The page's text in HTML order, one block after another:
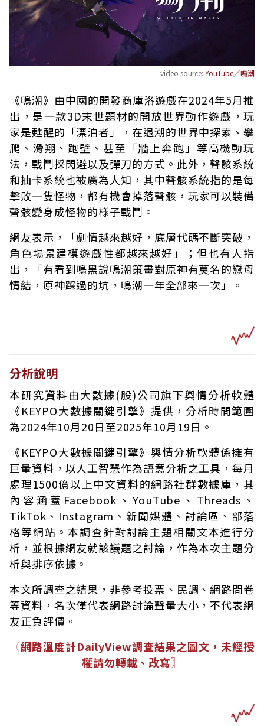
video source: YouTube／鳴潮
《鳴潮》由中國的開發商庫洛遊戲在2024年5月推
出，是一款3D末世題材的開放世界動作遊戲，玩
家是甦醒的「漂泊者」，在退潮的世界中探索、攀
爬、滑翔、跑壁、甚至「牆上奔跑」等高機動玩
法，戰鬥採閃避以及彈刀的方式。此外，聲骸系統
和抽卡系統也被廣為人知，其中聲骸系統指的是每
擊敗一隻怪物，都有機會掉落聲骸，玩家可以裝備
聲骸變身成怪物的樣子戰鬥。
網友表示，「劇情越來越好，底層代碼不斷突破，
角色場景建模遊戲性都越來越好」；但也有人指
出，「有看到鳴黑說鳴潮策畫對原神有莫名的戀母
情結，原神踩過的坑，鳴潮一年全部來一次」。
分析說明
本研究資料由大數據(股)公司旗下輿情分析軟體
《KEYPO大數據關鍵引擎》提供，分析時間範圍
為2024年10月20日至2025年10月19日。
《KEYPO大數據關鍵引擎》輿情分析軟體係擁有
巨量資料，以人工智慧作為語意分析之工具，每月
處理1500億以上中文資料的網路社群數據庫，其
內容涵蓋Facebook、YouTube、Threads、
TikTok、Instagram、新聞媒體、討論區、部落
格等網站。本調查針對討論主題相關文本進行分
析，並根據網友就該議題之討論，作為本次主題分
析與排序依據。
本文所調查之結果，非參考投票、民調、網路問卷
等資料，名次僅代表網路討論聲量大小，不代表網
友正負評價。
〖網路溫度計DailyView調查結果之圖文，未經授
權請勿轉載、改寫〗